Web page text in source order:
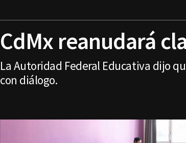
CdMx reanudará
La Autoridad Federal Educativa dijo
con diálogo.